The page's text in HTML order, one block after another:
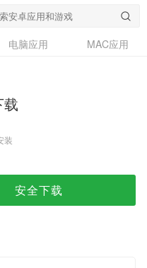
电脑应用
MAC应用
装
安全下载